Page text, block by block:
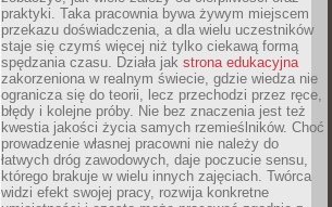
praktyki. Taka pracownia bywa żywym miejscem
przekazu doświadczenia, a dla wielu uczestników
staje się czymś więcej niż tylko ciekawą formą
spędzania czasu. Działa jak strona edukacyjna
zakorzeniona w realnym świecie, gdzie wiedza nie
ogranicza się do teorii, lecz przechodzi przez ręce,
błędy i kolejne próby. Nie bez znaczenia jest też
kwestia jakości życia samych rzemieślników. Choć
prowadzenie własnej pracowni nie należy do
łatwych dróg zawodowych, daje poczucie sensu,
którego brakuje w wielu innych zajęciach. Twórca
widzi efekt swojej pracy, rozwija konkretne